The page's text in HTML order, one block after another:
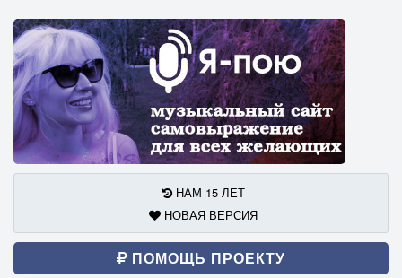
НАМ 15 ЛЕТ
НОВАЯ ВЕРСИЯ
ПОМОЩЬ ПРОЕКТУ